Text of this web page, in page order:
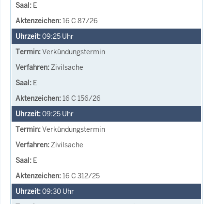
E
16 C 87/26
09:25 Uhr
Verkündungstermin
Zivilsache
E
16 C 156/26
09:25 Uhr
Verkündungstermin
Zivilsache
E
16 C 312/25
09:30 Uhr